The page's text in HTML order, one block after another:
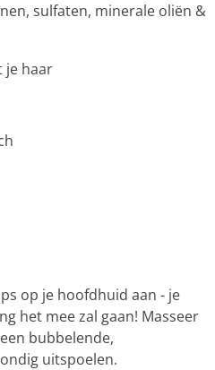
sulfaten, minerale oliën &
je haar
op je hoofdhuid aan - je
het mee zal gaan! Masseer
bubbelende,
uitspoelen.